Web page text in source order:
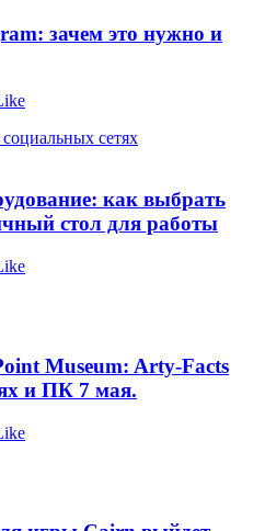
зачем это нужно и
сетях
как выбрать
стол для работы
Museum: Arty-Facts
и ПК 7 мая.